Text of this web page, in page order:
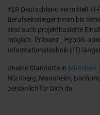
YER Deutschland vermittelt
Berufseinsteiger:innen bis
sind auch projektbasierte
möglich. Präsenz-, Hybrid-
Informationstechnik (IT)
Unsere Standorte in München,
Nürnberg, Mannheim,
persönlich für Dich da.